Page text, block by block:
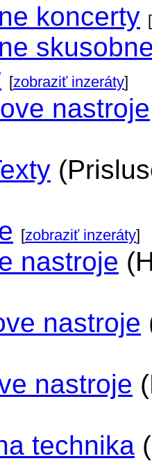
koncerty [
[zobraziť inzeráty]
nastroje
[zobraziť inzeráty]
nastroje
nastroje
nastroje
technika